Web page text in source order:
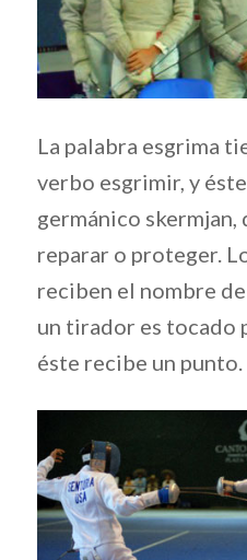
La palabra esgrima
verbo esgrimir, y
germánico
reparar o proteger.
reciben el nombre
un tirador es tocado
éste recibe un punto.